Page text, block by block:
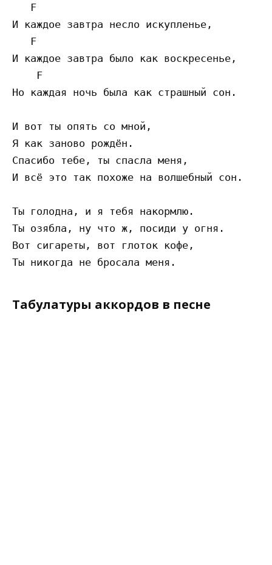
   F
И каждое завтра несло искупленье,
   F
И каждое завтра было как воскресенье,
    F
Но каждая ночь была как страшный сон.
И вот ты опять со мной,
Я как заново рождён.
Спасибо тебе, ты спасла меня,
И всё это так похоже на волшебный сон.
Ты голодна, и я тебя накормлю.
Ты озябла, ну что ж, посиди у огня.
Вот сигареты, вот глоток кофе,
Табулатуры аккордов в песне